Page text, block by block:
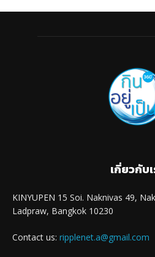
เกี่ยวกับ
KINYUPEN 15 Soi. Naknivas 49,
Ladpraw, Bangkok 10230
Contact us: ripplenet.a@gmail.com